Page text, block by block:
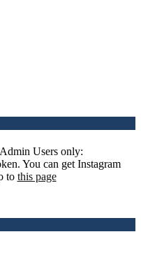
Users only:
You can get Instagram
to this page